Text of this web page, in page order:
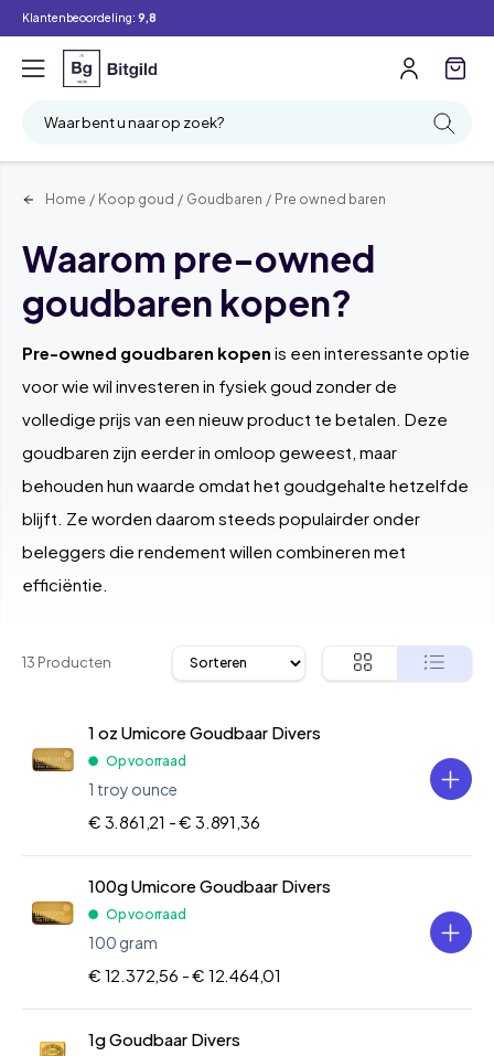
Klantenbeoordeling: 9,8
Waar bent u naar op zoek?
Filter
Home / Koop goud / Goudbaren / Pre owned baren
Waarom pre-owned
goudbaren kopen?
Pre-owned goudbaren kopen is een interessante optie
voor wie wil investeren in fysiek goud zonder de
volledige prijs van een nieuw product te betalen. Deze
goudbaren zijn eerder in omloop geweest, maar
behouden hun waarde omdat het goudgehalte hetzelfde
blijft. Ze worden daarom steeds populairder onder
beleggers die rendement willen combineren met
efficiëntie.
13 Producten
1 oz Umicore Goudbaar Divers
Op voorraad
1 troy ounce
€ 3.861,21 -€ 3.891,36
100g Umicore Goudbaar Divers
Op voorraad
100 gram
€ 12.372,56 -€ 12.464,01
1g Goudbaar Divers